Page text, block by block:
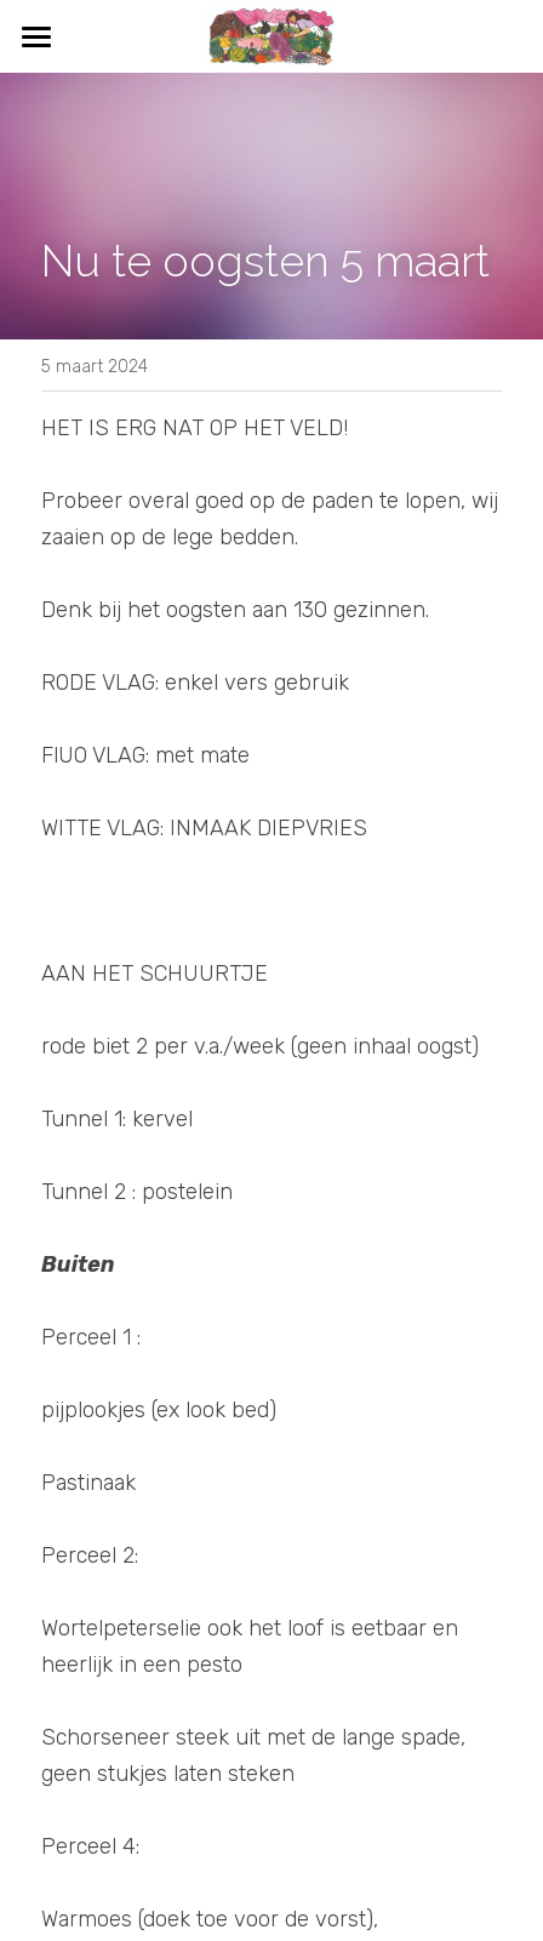
HOME
BLOEMEN
CONTACT
AGENDA
Grondsmaak SHOP
Nu te oogsten 5 maart
5 maart 2024
HET IS ERG NAT OP HET VELD!
Probeer overal goed op de paden te lopen, wij
zaaien op de lege bedden.
Denk bij het oogsten aan 130 gezinnen.
RODE VLAG: enkel vers gebruik
FlUO VLAG: met mate
WITTE VLAG: INMAAK DIEPVRIES
AAN HET SCHUURTJE
rode biet 2 per v.a./week (geen inhaal oogst)
Tunnel 1: kervel
Tunnel 2 : postelein
Buiten
Perceel 1 :
pijplookjes (ex look bed)
Pastinaak
Perceel 2:
Wortelpeterselie ook het loof is eetbaar en
heerlijk in een pesto
Schorseneer steek uit met de lange spade,
geen stukjes laten steken
Perceel 4:
Warmoes (doek toe voor de vorst),